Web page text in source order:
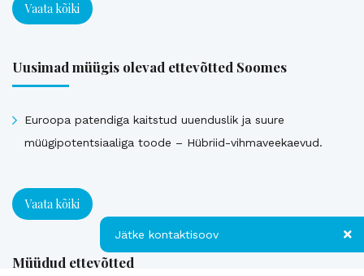
Vaata kõiki
Uusimad müügis olevad ettevõtted Soomes
Euroopa patendiga kaitstud uuenduslik ja suure
müügipotentsiaaliga toode – Hübriid-vihmaveekaevud.
Vaata kõiki
Müüdud ettevõtted
Jätke kontaktisoov